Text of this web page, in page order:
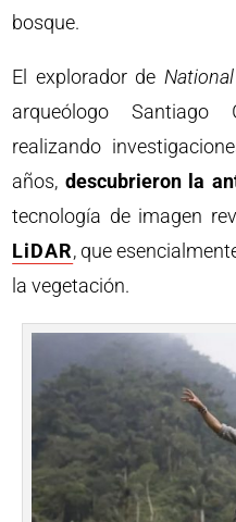
bosque.
El explorador de
arqueólogo
realizando
años, descubrieron la
tecnología de imagen
LiDAR, que
la vegetación.